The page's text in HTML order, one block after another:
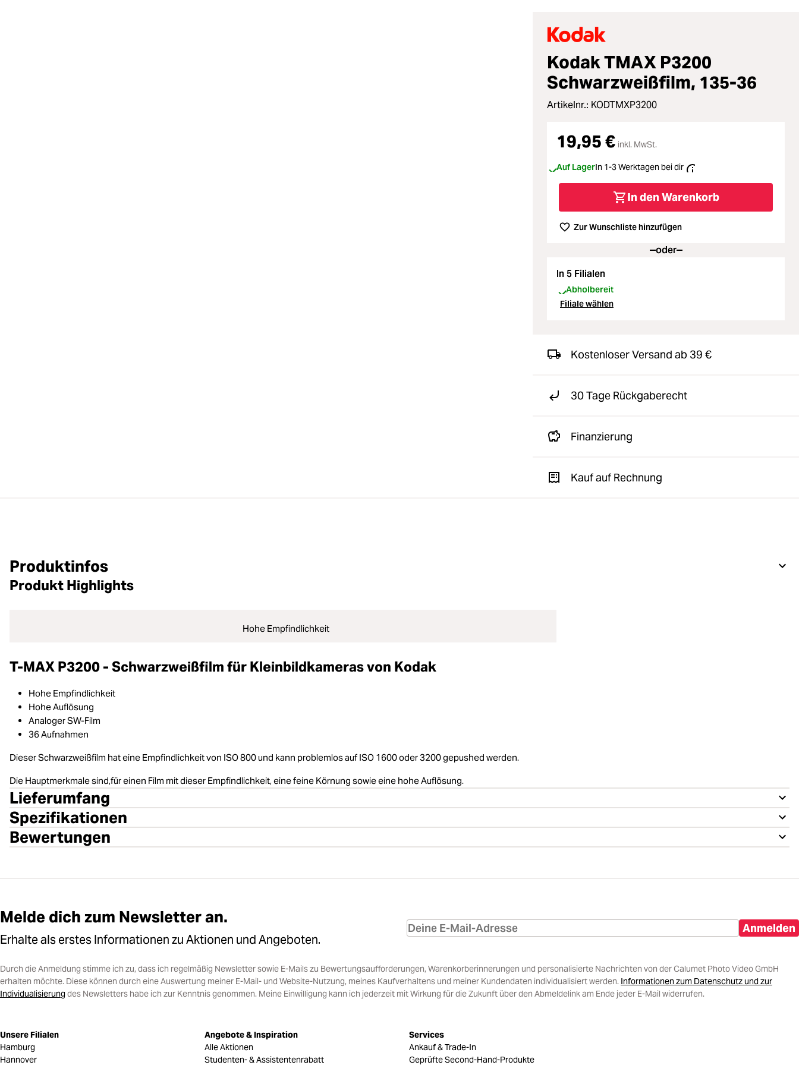
Kodak TMAX P3200
Schwarzweißfilm, 135-36
Artikelnr.: KODTMXP3200
19,95 € inkl. MwSt.
Auf LagerIn 1-3 Werktagen bei dir
In den Warenkorb
Zur Wunschliste hinzufügen
oder
In 5 Filialen
Abholbereit
Filiale wählen
Kostenloser Versand ab 39 €
30 Tage Rückgaberecht
Finanzierung
Kauf auf Rechnung
Produktinfos
Produkt Highlights
Hohe Empfindlichkeit
T-MAX P3200 - Schwarzweißfilm für Kleinbildkameras von Kodak
Hohe Empfindlichkeit
Hohe Auflösung
Analoger SW-Film
36 Aufnahmen
Dieser Schwarzweißfilm hat eine Empfindlichkeit von ISO 800 und kann problemlos auf ISO 1600 oder 3200 gepushed werden.
Die Hauptmerkmale sind,für einen Film mit dieser Empfindlichkeit, eine feine Körnung sowie eine hohe Auflösung.
Lieferumfang
Spezifikationen
Bewertungen
Melde dich zum Newsletter an.
Erhalte als erstes Informationen zu Aktionen und Angeboten.
Anmelden
Durch die Anmeldung stimme ich zu, dass ich regelmäßig Newsletter sowie E-Mails zu Bewertungsaufforderungen, Warenkorberinnerungen und personalisierte Nachrichten von der Calumet Photo Video GmbH
erhalten möchte. Diese können durch eine Auswertung meiner E-Mail- und Website-Nutzung, meines Kaufverhaltens und meiner Kundendaten individualisiert werden. Informationen zum Datenschutz und zur
Individualisierungdes Newsletters habe ich zur Kenntnis genommen. Meine Einwilligung kann ich jederzeit mit Wirkung für die Zukunft über den Abmeldelink am Ende jeder E-Mail widerrufen.
Unsere Filialen
Hamburg
Hannover
Angebote & Inspiration
Alle Aktionen
Studenten- & Assistentenrabatt
Services
Ankauf & Trade-In
Geprüfte Second-Hand-Produkte